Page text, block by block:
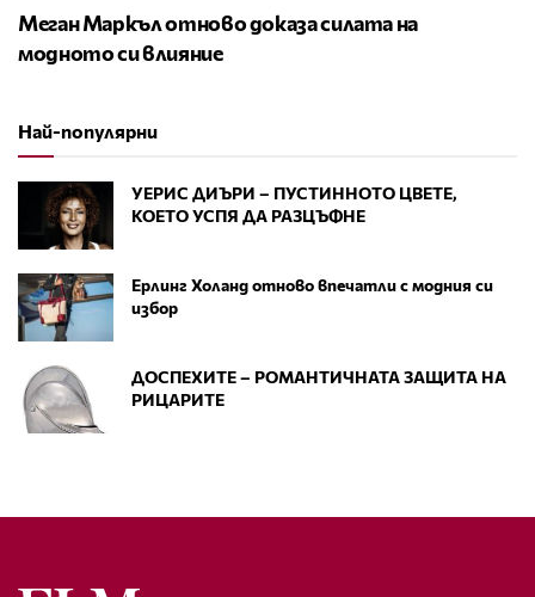
Меган Маркъл отново доказа силата на
модното си влияние
Най-популярни
УЕРИС ДИЪРИ – ПУСТИННОТО ЦВЕТЕ,
КОЕТО УСПЯ ДА РАЗЦЪФНЕ
Ерлинг Холанд отново впечатли с модния си
избор
ДОСПЕХИТЕ – РОМАНТИЧНАТА ЗАЩИТА НА
РИЦАРИТЕ